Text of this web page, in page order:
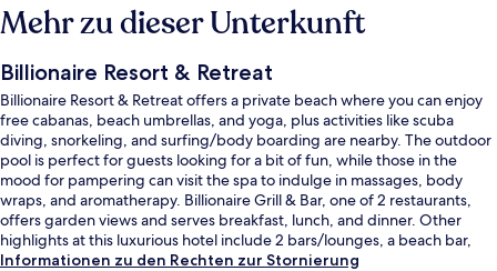
Mehr zu dieser Unterkunft
Billionaire Resort & Retreat
Billionaire Resort & Retreat offers a private beach where you can enjoy
free cabanas, beach umbrellas, and yoga, plus activities like scuba
diving, snorkeling, and surfing/body boarding are nearby. The outdoor
pool is perfect for guests looking for a bit of fun, while those in the
mood for pampering can visit the spa to indulge in massages, body
wraps, and aromatherapy. Billionaire Grill & Bar, one of 2 restaurants,
offers garden views and serves breakfast, lunch, and dinner. Other
highlights at this luxurious hotel include 2 bars/lounges, a beach bar,
and a health club.
Informationen zu den Rechten zur Stornierung